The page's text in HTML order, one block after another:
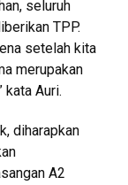
seluruh
TPP.
setelah kita
merupakan
kata Auri.
diharapkan
A2